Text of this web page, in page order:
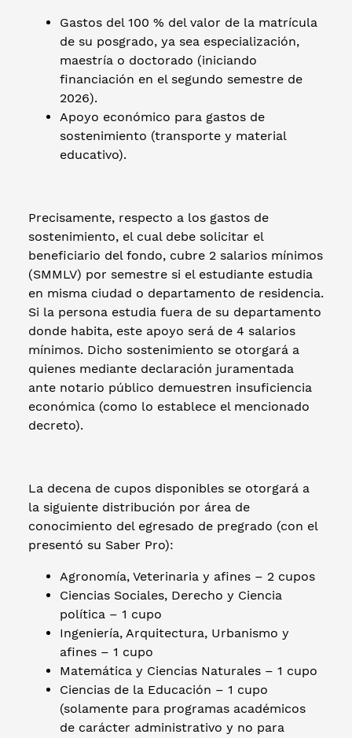
Gastos del 100 % del valor de la matrícula
de su posgrado, ya sea especialización,
maestría o doctorado (iniciando
financiación en el segundo semestre de
2026).
Apoyo económico para gastos de
sostenimiento (transporte y material
educativo).
Precisamente, respecto a los gastos de
sostenimiento, el cual debe solicitar el
beneficiario del fondo, cubre 2 salarios mínimos
(SMMLV) por semestre si el estudiante estudia
en misma ciudad o departamento de residencia.
Si la persona estudia fuera de su departamento
donde habita, este apoyo será de 4 salarios
mínimos. Dicho sostenimiento se otorgará a
quienes mediante declaración juramentada
ante notario público demuestren insuficiencia
económica (como lo establece el mencionado
decreto).
La decena de cupos disponibles se otorgará a
la siguiente distribución por área de
conocimiento del egresado de pregrado (con el
presentó su Saber Pro):
Agronomía, Veterinaria y afines – 2 cupos
Ciencias Sociales, Derecho y Ciencia
política – 1 cupo
Ingeniería, Arquitectura, Urbanismo y
afines – 1 cupo
Matemática y Ciencias Naturales – 1 cupo
Ciencias de la Educación – 1 cupo
(solamente para programas académicos
de carácter administrativo y no para